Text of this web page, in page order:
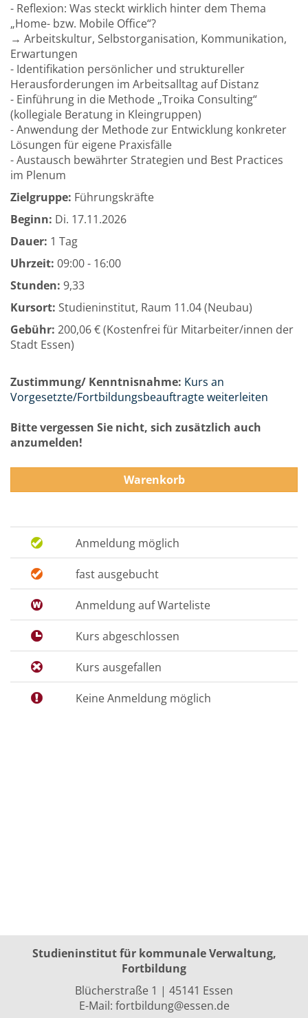
- Reflexion: Was steckt wirklich hinter dem Thema
„Home- bzw. Mobile Office“?
→ Arbeitskultur, Selbstorganisation, Kommunikation,
Erwartungen
- Identifikation persönlicher und struktureller
Herausforderungen im Arbeitsalltag auf Distanz
- Einführung in die Methode „Troika Consulting“
(kollegiale Beratung in Kleingruppen)
- Anwendung der Methode zur Entwicklung konkreter
Lösungen für eigene Praxisfälle
- Austausch bewährter Strategien und Best Practices
im Plenum
Zielgruppe: Führungskräfte
Beginn: Di. 17.11.2026
Dauer: 1 Tag
Uhrzeit: 09:00 - 16:00
Stunden: 9,33
Kursort: Studieninstitut, Raum 11.04 (Neubau)
Gebühr: 200,06 € (Kostenfrei für Mitarbeiter/innen der
Stadt Essen)
Zustimmung/ Kenntnisnahme: Kurs an
Vorgesetzte/Fortbildungsbeauftragte weiterleiten
Bitte vergessen Sie nicht, sich zusätzlich auch
anzumelden!
Warenkorb
Anmeldung möglich
fast ausgebucht
Anmeldung auf Warteliste
Kurs abgeschlossen
Kurs ausgefallen
Keine Anmeldung möglich
Studieninstitut für kommunale Verwaltung,
Fortbildung
Blücherstraße 1 | 45141 Essen
E-Mail: fortbildung@essen.de